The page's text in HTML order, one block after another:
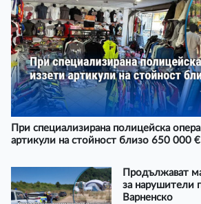
При специализирана полицейска
артикули на стойност близо 650 000 €
Продължават
за нарушители
Варненско